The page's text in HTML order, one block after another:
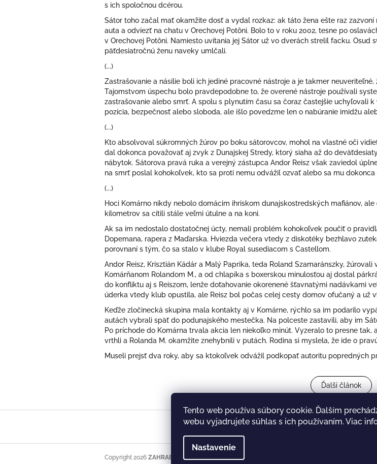
Tento web používa súbory cookie. Ďalším
webu vyjadrujete súhlas s ich používaním. Viac
Nastavenie
s ich spoločnou dcérou.
Sátor toho začal mať okamžite dosť a vydal rozkaz: ak táto žena ešte raz
auta a odviezť na chatu v Orechovej Potôni. Bolo to v roku 2002, tesne po
v Orechovej Potôni. Namiesto uvítania jej Sátor už vo dverách strelil facku. Osud
päťdesiatročnú ženu naveky umlčali.
(...)
Zastrašovanie a násilie boli ich jediné pracovné nástroje a je takmer
Tajomstvom úspechu bolo pravdepodobne to, že overené nástroje používali
zastrašovanie alebo smrť. A spolu s plynutím času sa čoraz častejšie uchyľovali
pozícia, bezpečnosť alebo sloboda, ale išlo povedzme len o nabúranie imidžu
(...)
Kto absolvoval súkromných žúrov po boku sátorovcov, mohol na vlastné oči
dal dokonca považovať aj zvyk z Dunajskej Stredy, ktorý siaha až do
nábytok. Sátorova pravá ruka a verejný zástupca Andor Reisz však zaviedol
na smrť poslal kohokoľvek, kto sa proti nemu odvážil ozvať alebo sa mu
(...)
Hoci Komárno nikdy nebolo domácim ihriskom dunajskostredských mafiánov,
kilometrov sa cítili stále veľmi útulne a na koni.
Ak sa im nedostalo dostatočnej úcty, nemali problém kohokoľvek poučiť o
Dopemana, rapera z Maďarska. Hviezda večera vtedy z diskotéky bezhlavo
porovnaní s tým, čo sa stalo v klube Royal susediacom s Castellom.
Andor Reisz, Krisztián Kádár a Malý Paprika, teda Roland Szamaránszky,
Komárňanom Rolandom M., a od chlapíka s boxerskou minulosťou aj dostal
do konfliktu aj s Reiszom, lenže doťahovanie okorenené šťavnatými nadávkami
úderka vtedy klub opustila, ale Reisz bol počas celej cesty domov ofučaný a už
Keďže zločinecká skupina mala kontakty aj v Komárne, rýchlo sa im podarilo
autách vybrali späť do podunajského mestečka. Na polceste zastavili, aby im
Po príchode do Komárna trvala akcia len niekoľko minút. Vyzeralo to presne
vrthli a Rolanda M. okamžite znehybnili v putách. Rodina si myslela, že ide o
Museli prejsť dva roky, aby sa ktokoľvek odvážil podkopať autoritu popredných
Ďalší článok
Kontakty Obchodné podmienky
Copyright 2026 ZAHRABANÁ PRAVDA. Všetky práva vyhradené.